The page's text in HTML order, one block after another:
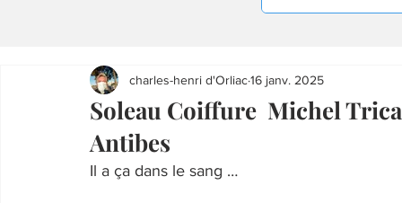
Soleau Coiffure Michel
Antibes
charles-henri d'Orliac16 janv. 2025
Il a ça dans le sang …